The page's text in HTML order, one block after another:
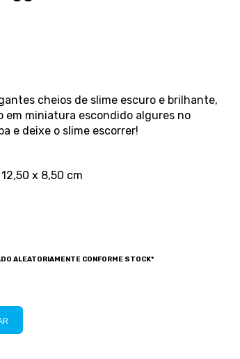
cheios de slime escuro e brilhante,
em miniatura escondido algures no
e deixe o slime escorrer!
x 8,50 cm
ALEATORIAMENTE CONFORME STOCK*